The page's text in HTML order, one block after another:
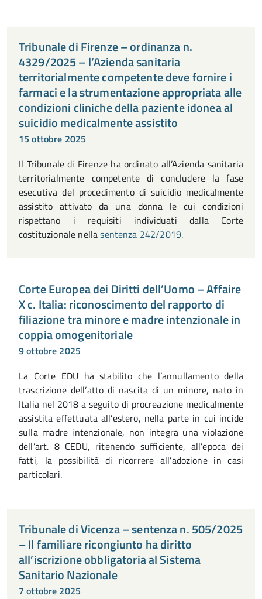
Tribunale di Firenze – ordinanza n.
4329/2025 – l’Azienda sanitaria
territorialmente competente deve fornire i
farmaci e la strumentazione appropriata alle
condizioni cliniche della paziente idonea al
suicidio medicalmente assistito
15 ottobre 2025
Il Tribunale di Firenze ha ordinato all’Azienda sanitaria
territorialmente competente di concludere la fase
esecutiva del procedimento di suicidio medicalmente
assistito attivato da una donna le cui condizioni
rispettano i requisiti individuati dalla Corte
costituzionale nellasentenza 242/2019.
Corte Europea dei Diritti dell’Uomo – Affaire
X c. Italia: riconoscimento del rapporto di
filiazione tra minore e madre intenzionale in
coppia omogenitoriale
9 ottobre 2025
La Corte EDU ha stabilito che l’annullamento della
trascrizione dell’atto di nascita di un minore, nato in
Italia nel 2018 a seguito di procreazione medicalmente
assistita effettuata all’estero, nella parte in cui incide
sulla madre intenzionale, non integra una violazione
dell’art. 8 CEDU, ritenendo sufficiente, all’epoca dei
fatti, la possibilità di ricorrere all’adozione in casi
particolari.
Tribunale di Vicenza – sentenza n. 505/2025
– Il familiare ricongiunto ha diritto
all’iscrizione obbligatoria al Sistema
Sanitario Nazionale
7 ottobre 2025